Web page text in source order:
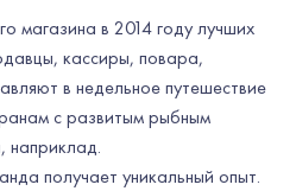
магазина в 2014 году лучших
кассиры, повара,
в недельное путешествие
с развитым рыбным
наприклад.
получает уникальный опыт.